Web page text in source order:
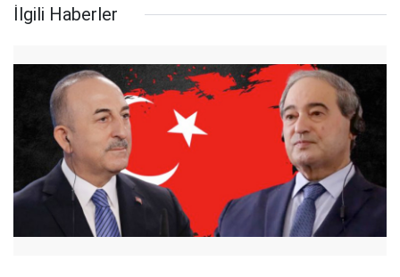
İlgili Haberler